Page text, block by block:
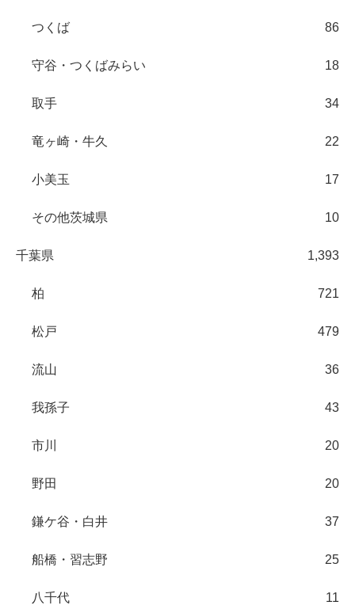
つくば 86
守谷・つくばみらい 18
取手 34
竜ヶ崎・牛久 22
小美玉 17
その他茨城県 10
千葉県 1,393
柏 721
松戸 479
流山 36
我孫子 43
市川 20
野田 20
鎌ケ谷・白井 37
船橋・習志野 25
八千代 11